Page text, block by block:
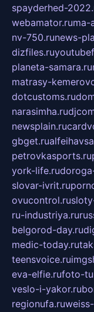
spayderhed-
webamator.ruma-
nv-750.runews-
dizfiles.ru
planeta-samara.ru
matrasy-
dotcustoms.ru
narasimha.ru
newsplain.ru
gbget.ru
petrovkasports.ru
york-life.ru
slovar-ivrit.ru
ovucontrol.ru
ru-industriya.ru
belgorod-day.ru
medic-today.ru
teensvoice.ru
eva-elfie.rufoto-
veslo-i-yakor.ru
regionufa.ru